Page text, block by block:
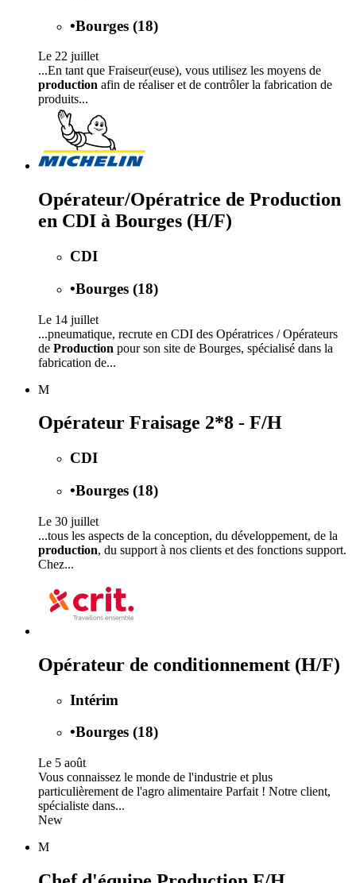
•Bourges (18)
Le 22 juillet
...En tant que Fraiseur(euse), vous utilisez les moyens de
production afin de réaliser et de contrôler la fabrication de
produits...
Opérateur/Opératrice de Production
en CDI à Bourges (H/F)
CDI
•Bourges (18)
Le 14 juillet
...pneumatique, recrute en CDI des Opératrices / Opérateurs
de Production pour son site de Bourges, spécialisé dans la
fabrication de...
M
Opérateur Fraisage 2*8 - F/H
CDI
•Bourges (18)
Le 30 juillet
...tous les aspects de la conception, du développement, de la
production, du support à nos clients et des fonctions support.
Chez...
Opérateur de conditionnement (H/F)
Intérim
•Bourges (18)
Le 5 août
Vous connaissez le monde de l'industrie et plus
particulièrement de l'agro alimentaire Parfait ! Notre client,
spécialiste dans...
New
M